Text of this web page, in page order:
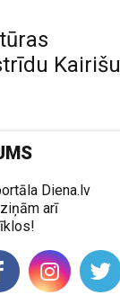
Kairišu
Diena.lv
arī